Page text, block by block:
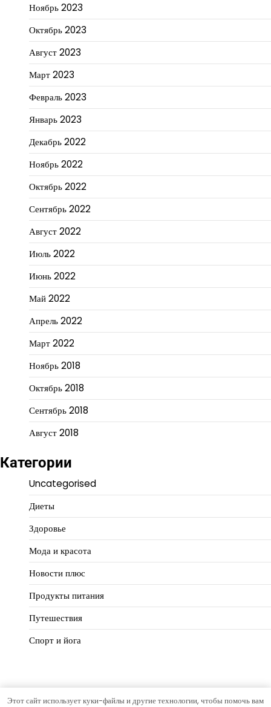
Ноябрь 2023
Октябрь 2023
Август 2023
Март 2023
Февраль 2023
Январь 2023
Декабрь 2022
Ноябрь 2022
Октябрь 2022
Сентябрь 2022
Август 2022
Июль 2022
Июнь 2022
Май 2022
Апрель 2022
Март 2022
Ноябрь 2018
Октябрь 2018
Сентябрь 2018
Август 2018
Категории
Uncategorised
Диеты
Здоровье
Мода и красота
Новости плюс
Продукты питания
Путешествия
Спорт и йога
Этот сайт использует куки-файлы и другие технологии, чтобы помочь вам